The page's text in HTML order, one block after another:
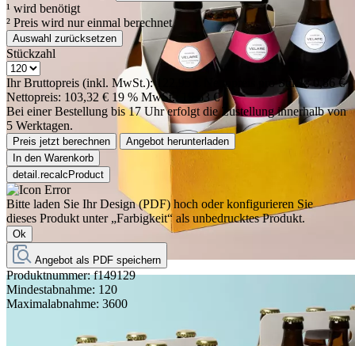
¹ wird benötigt
² Preis wird nur einmal berechnet
Auswahl zurücksetzen
Stückzahl
Ihr Bruttopreis (inkl. MwSt.):122,95 € Nettopreis pro Stück:
0,86 €
Nettopreis: 103,32 € 19 % MwSt.:
19,63 €
Bei einer Bestellung bis 17 Uhr erfolgt die Zustellung innerhalb von
5 Werktagen.
Preis jetzt berechnen
Angebot herunterladen
In den Warenkorb
detail.recalcProduct
Bitte laden Sie Ihr Design (PDF) hoch oder konfigurieren Sie
dieses Produkt unter „Farbigkeit“ als unbedrucktes Produkt.
Ok
Angebot als PDF speichern
Produktnummer:f149129
Mindestabnahme: 120
Maximalabnahme: 3600